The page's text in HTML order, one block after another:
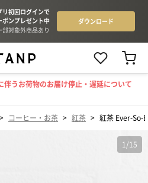
伴うお荷物のお届け停止・遅延について
> コーヒー・お茶 > 紅茶 > 紅茶 Ever-So-
1 /15